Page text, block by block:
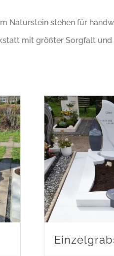
Naturstein stehen für
mit größter Sorgfalt und